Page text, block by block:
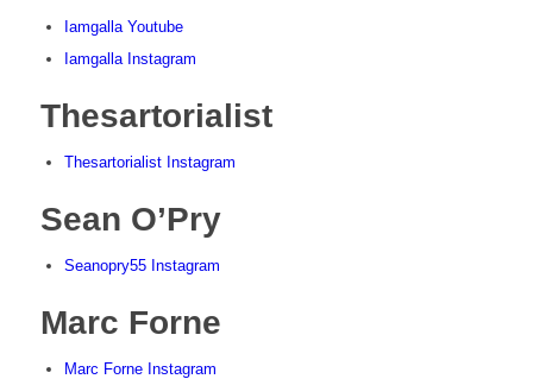
Iamgalla Youtube
Iamgalla Instagram
Thesartorialist
Thesartorialist Instagram
Sean O’Pry
Seanopry55 Instagram
Marc Forne
Marc Forne Instagram